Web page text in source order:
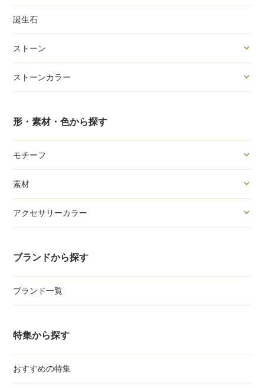
誕生石
ストーン
ストーンカラー
形・素材・色から探す
モチーフ
素材
アクセサリーカラー
ブランドから探す
ブランド一覧
特集から探す
おすすめの特集